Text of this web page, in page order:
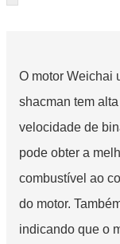
O motor Weichai
shacman tem
velocidade de
pode obter a
combustível ao
do motor.
indicando que o